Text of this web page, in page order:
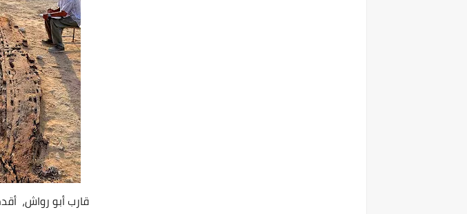
قارب أبو رواش،